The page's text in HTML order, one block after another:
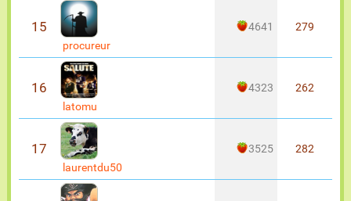
15
procureur
4641 279
16
latomu
4323 262
17
laurentdu50
3525 282